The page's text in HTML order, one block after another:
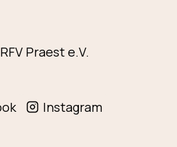
Praest e.V.
Instagram